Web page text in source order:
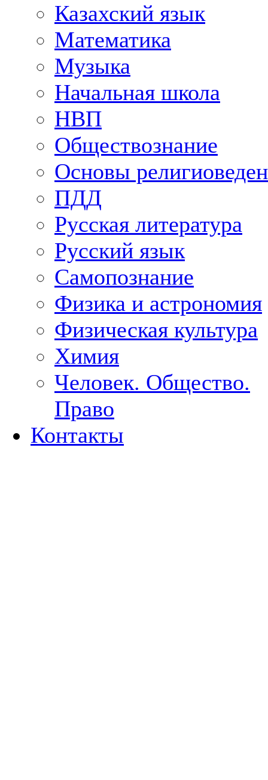
Казахский язык
Математика
Музыка
Начальная школа
НВП
Обществознание
Основы
ПДД
Русская литература
Русский язык
Самопознание
Физика и астрономия
Физическая культура
Химия
Человек. Общество.
Право
Контакты